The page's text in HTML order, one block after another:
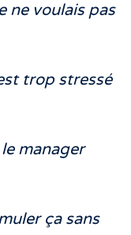
ne voulais pas
trop stressé
manager
ça sans